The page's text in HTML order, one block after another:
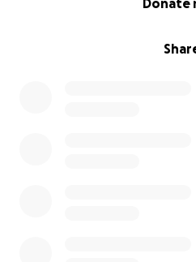
Donate